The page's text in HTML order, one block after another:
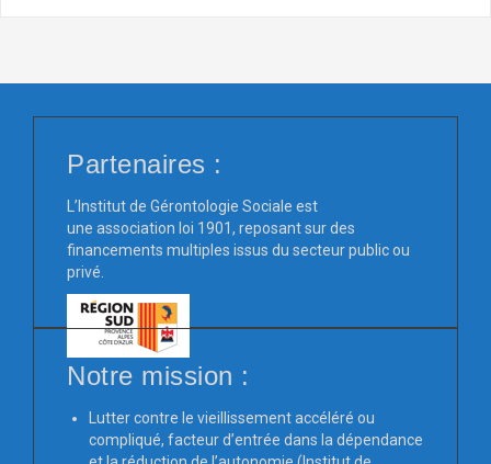
Partenaires :
L’Institut de Gérontologie Sociale est
une association loi 1901, reposant sur des
financements multiples issus du secteur public ou
privé.
Notre mission :
Lutter contre le vieillissement accéléré ou
compliqué, facteur d’entrée dans la dépendance